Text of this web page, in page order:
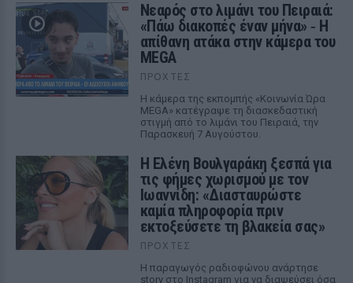
Νεαρός στο λιμάνι του Πειραιά:
«Πάω διακοπές έναν μήνα» ‑ Η
απίθανη ατάκα στην κάμερα του
MEGA
ΠΡΟΧΤΈΣ
Η κάμερα της εκπομπής «Κοινωνία Ώρα
MEGA» κατέγραψε τη διασκεδαστική
στιγμή από το λιμάνι του Πειραιά, την
Παρασκευή 7 Αυγούστου.
Η Ελένη Βουλγαράκη ξεσπά για
τις φήμες χωρισμού με τον
Ιωαννίδη: «Διασταυρώστε
καμία πληροφορία πριν
εκτοξεύσετε τη βλακεία σας»
ΠΡΟΧΤΈΣ
Η παραγωγός ραδιοφώνου ανάρτησε
story στο Instagram για να διαψεύσει όσα